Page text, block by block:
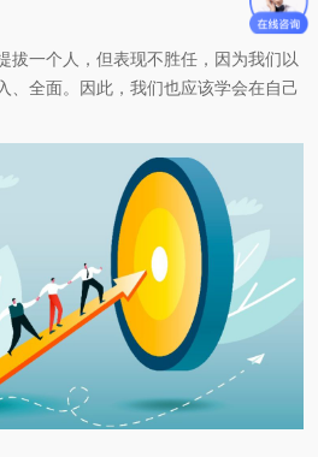
拔一个人，但表现不胜任，因为我们以
、全面。因此，我们也应该学会在自己